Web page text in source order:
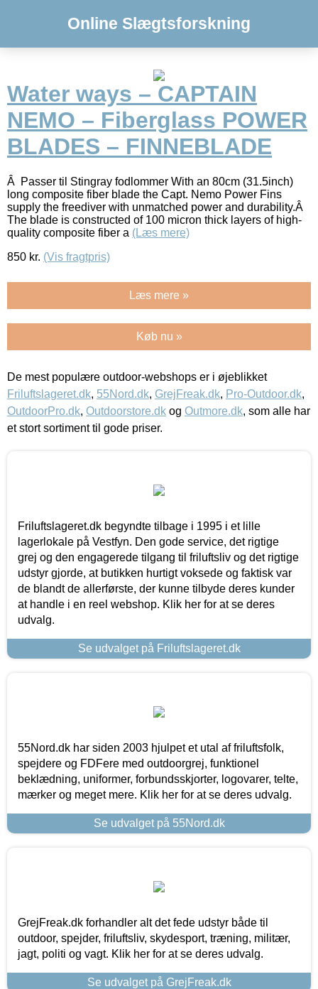
Online Slægtsforskning
Water ways – CAPTAIN
NEMO – Fiberglass POWER
BLADES – FINNEBLADE
Â Passer til Stingray fodlommer With an 80cm (31.5inch)
long composite fiber blade the Capt. Nemo Power Fins
supply the freediver with unmatched power and durability.Â
The blade is constructed of 100 micron thick layers of high-
quality composite fiber a (Læs mere)
850 kr. (Vis fragtpris)
Læs mere »
Køb nu »
De mest populære outdoor-webshops er i øjeblikket
Friluftslageret.dk, 55Nord.dk, GrejFreak.dk, Pro-Outdoor.dk,
OutdoorPro.dk, Outdoorstore.dk og Outmore.dk, som alle har
et stort sortiment til gode priser.
Friluftslageret.dk begyndte tilbage i 1995 i et lille
lagerlokale på Vestfyn. Den gode service, det rigtige
grej og den engagerede tilgang til friluftsliv og det rigtige
udstyr gjorde, at butikken hurtigt voksede og faktisk var
de blandt de allerførste, der kunne tilbyde deres kunder
at handle i en reel webshop. Klik her for at se deres
udvalg.
Se udvalget på Friluftslageret.dk
55Nord.dk har siden 2003 hjulpet et utal af friluftsfolk,
spejdere og FDFere med outdoorgrej, funktionel
beklædning, uniformer, forbundsskjorter, logovarer, telte,
mærker og meget mere. Klik her for at se deres udvalg.
Se udvalget på 55Nord.dk
GrejFreak.dk forhandler alt det fede udstyr både til
outdoor, spejder, friluftsliv, skydesport, træning, militær,
jagt, politi og vagt. Klik her for at se deres udvalg.
Se udvalget på GrejFreak.dk